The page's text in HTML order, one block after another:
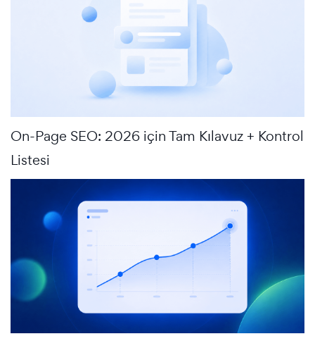
On-Page SEO: 2026 için Tam Kılavuz + Kontrol
Listesi